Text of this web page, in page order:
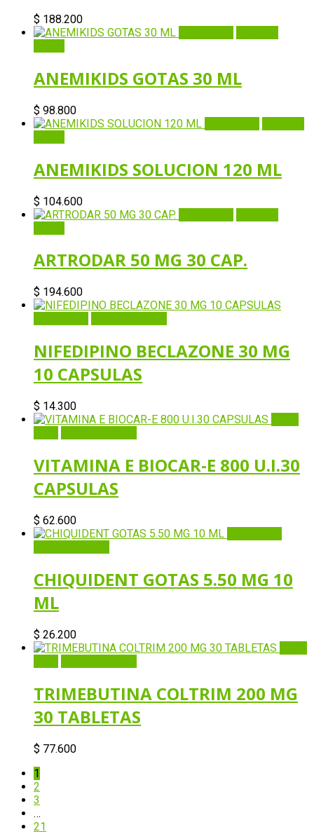
$ 188.200
ANEMIKIDS GOTAS 30 ML
$ 98.800
ANEMIKIDS SOLUCION 120 ML
$ 104.600
ARTRODAR 50 MG 30 CAP.
$ 194.600
NIFEDIPINO BECLAZONE 30 MG
10 CAPSULAS
$ 14.300
VITAMINA E BIOCAR-E 800 U.I.30
CAPSULAS
$ 62.600
CHIQUIDENT GOTAS 5.50 MG 10
ML
$ 26.200
TRIMEBUTINA COLTRIM 200 MG
30 TABLETAS
$ 77.600
1
2
3
…
21